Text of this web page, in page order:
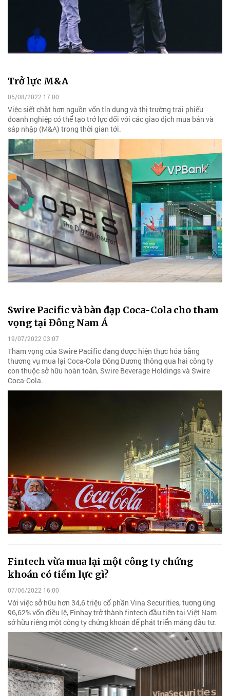
Trở lực M&A
05/08/2022 17:00
Việc siết chặt hơn nguồn vốn tín dụng và thị trường trái phiếu
doanh nghiệp có thể tạo trở lực đối với các giao dịch mua bán và
sáp nhập (M&A) trong thời gian tới.
Swire Pacific và bàn đạp Coca-Cola cho tham
vọng tại Đông Nam Á
19/07/2022 03:07
Tham vọng của Swire Pacific đang được hiện thực hóa bằng
thương vụ mua lại Coca-Cola Đông Dương thông qua hai công ty
con thuộc sở hữu hoàn toàn, Swire Beverage Holdings và Swire
Coca-Cola.
Fintech vừa mua lại một công ty chứng
khoán có tiềm lực gì?
07/06/2022 16:00
Với việc sở hữu hơn 34,6 triệu cổ phần Vina Securities, tương ứng
96,62% vốn điều lệ, Finhay trở thành fintech đầu tiên tại Việt Nam
sở hữu riêng một công ty chứng khoán để phát triển mảng đầu tư.